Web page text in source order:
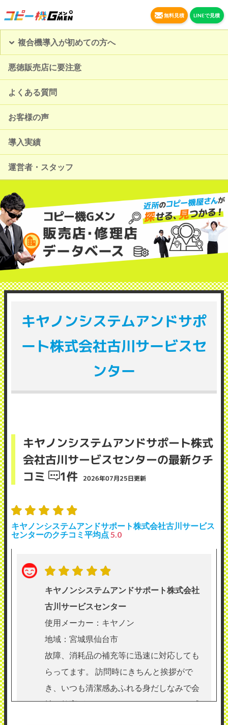
無料見積 LINEで見積
複合機導入が初めての方へ
悪徳販売店に要注意
よくある質問
お客様の声
導入実績
運営者・スタッフ
キヤノンシステムアンドサポ
ート株式会社古川サービスセ
ンター
キヤノンシステムアンドサポート株式
会社古川サービスセンターの最新クチ
コミ
1件 2026年07月25日更新
キヤノンシステムアンドサポート株式会社古川サービス
センターのクチコミ平均点 5.0
キヤノンシステムアンドサポート株式会社
古川サービスセンター
使用メーカー：キヤノン
地域：宮城県仙台市
故障、消耗品の補充等に迅速に対応しても
らってます。 訪問時にきちんと挨拶がで
き、いつも清潔感あふれる身だしなみで会
社の教育がちゃんとできているのだなと感